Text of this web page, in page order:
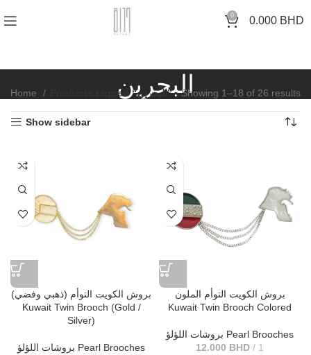
0 0.000 BHD
البحرين Home Products tagged “البحرين” Showing 1–18 of 26 results
Show sidebar
بروش الكويت التوأم (ذهبي وفضي)
Kuwait Twin Brooch (Gold /
Silver)
بروشات اللؤلؤ Pearl Brooches
بروش الكويت التوأم الملون
Kuwait Twin Brooch Colored
بروشات اللؤلؤ Pearl Brooches
12.000 BHD 1